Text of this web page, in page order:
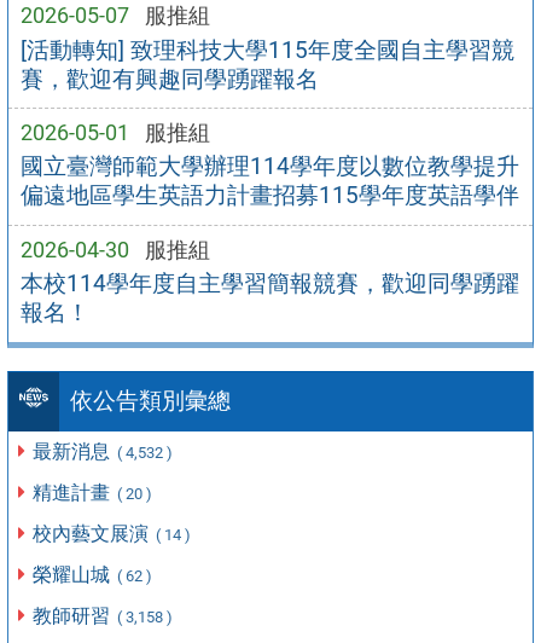
2026-05-07 服推組
[活動轉知] 致理科技大學115年度全國自主學習競
賽，歡迎有興趣同學踴躍報名
2026-05-01 服推組
國立臺灣師範大學辦理114學年度以數位教學提升
偏遠地區學生英語力計畫招募115學年度英語學伴
2026-04-30 服推組
本校114學年度自主學習簡報競賽，歡迎同學踴躍
報名！
依公告類別彙總
最新消息 ( 4,532 )
精進計畫 ( 20 )
校內藝文展演 ( 14 )
榮耀山城 ( 62 )
教師研習 ( 3,158 )